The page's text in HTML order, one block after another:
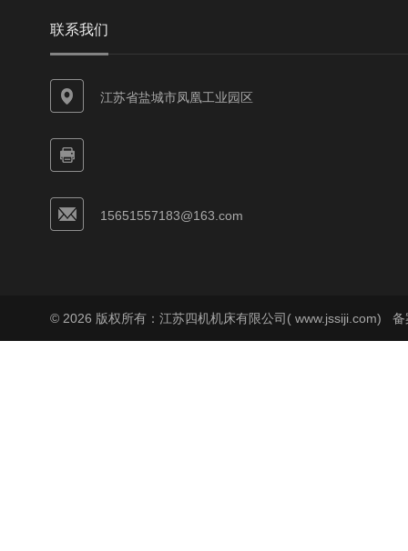
联系我们
江苏省盐城市凤凰工业园区
15651557183@163.com
© 2026 版权所有：江苏四机机床有限公司( www.jssiji.com) 备